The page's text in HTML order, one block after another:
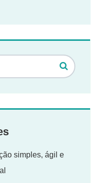
simples, ágil e